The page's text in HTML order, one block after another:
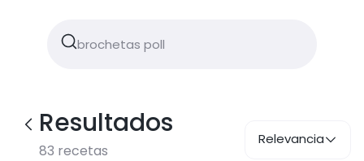
Resultados
83 recetas
Relevancia